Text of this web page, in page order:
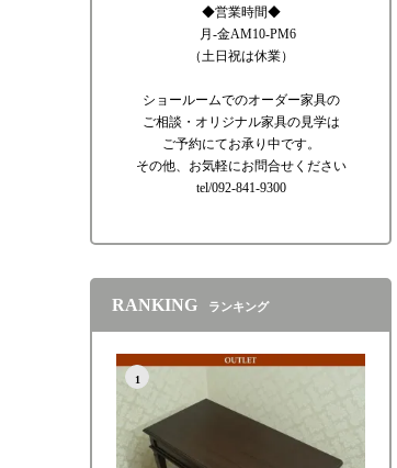
◆営業時間◆
月-金AM10-PM6
（土日祝は休業）
ショールームでのオーダー家具の
ご相談・オリジナル家具の見学は
ご予約にてお承り中です。
その他、お気軽にお問合せください
tel/092-841-9300
RANKING ランキング
1